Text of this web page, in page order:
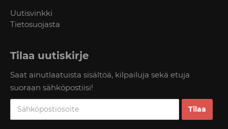
Uutisvinkki
Tietosuojasta
Tilaa uutiskirje
Saat ainutlaatuista sisältöä, kilpailuja sekä etuja
suoraan sähköpostiisi!